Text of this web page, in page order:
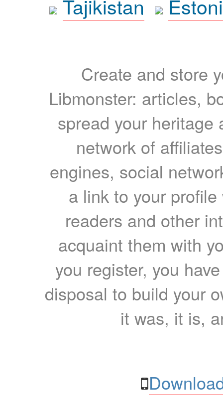
Tajikistan
Create and store
Libmonster: articles,
spread your heritage
network of
engines, social
a link to your
readers and other
acquaint them with
you register, you
disposal to build your
it was, it is,